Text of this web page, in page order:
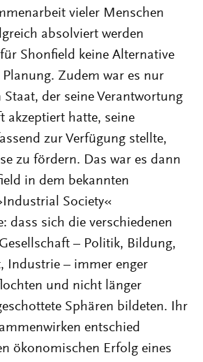
vieler Menschen
absolviert werden
Shonfield keine Alternative
Zudem war es nur
der seine Verantwortung
akzeptiert hatte, seine
zur Verfügung stellte,
zu fördern. Das war es dann
in dem bekannten
Society«
dass sich die verschiedenen
– Politik, Bildung,
Industrie – immer enger
und nicht länger
Sphären bildeten. Ihr
entschied
ökonomischen Erfolg eines